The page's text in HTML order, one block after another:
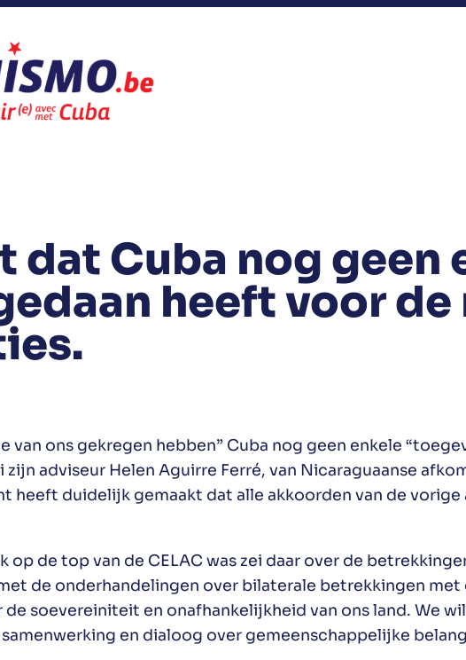
dat Cuba nog geen
heeft voor
van ons gekregen hebben” Cuba nog geen enkele
adviseur Helen Aguirre Ferré, van Nicaraguaanse
heeft duidelijk gemaakt dat alle akkoorden van de
op de top van de CELAC was zei daar over de
de onderhandelingen over bilaterale betrekkingen met
soevereiniteit en onafhankelijkheid van ons land. We
en dialoog over gemeenschappelijke